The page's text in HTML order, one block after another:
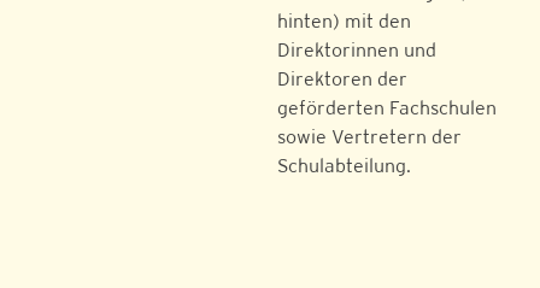
hinten) mit den
Direktorinnen und
Direktoren der
geförderten Fachschulen
sowie Vertretern der
Schulabteilung.